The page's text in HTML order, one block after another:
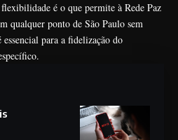
é o que permite à Rede Paz
qualquer ponto de São Paulo sem
para a fidelização do